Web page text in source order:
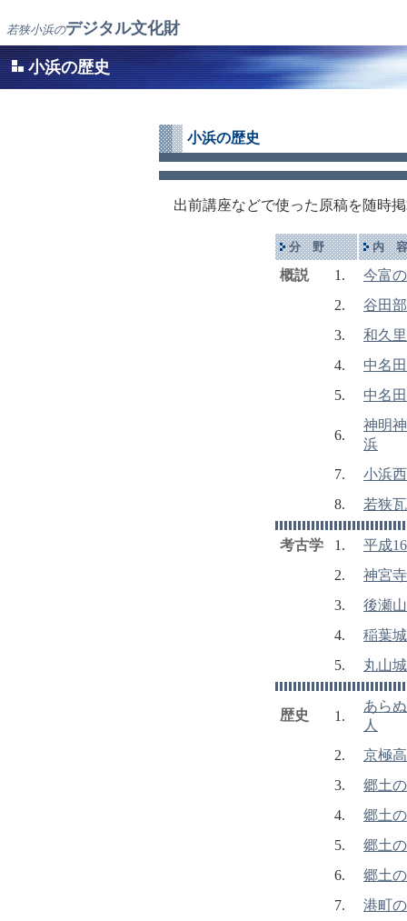
若狭小浜のデジタル文化財
小浜の歴史
小浜の歴史
出前講座などで使った原稿を随時
分 野 内 容
概説 1.
今富
2.
谷田
3.
和久
4.
中名
5.
中名
6.
神明
浜
7.
小浜
8.
若狭
考古学 1.
平成
2.
神宮
3.
後瀬
4.
稲葉
5.
丸山
歴史 1.
あら
人
2.
京極
3.
郷土
4.
郷土
5.
郷土
6.
郷土
7.
港町